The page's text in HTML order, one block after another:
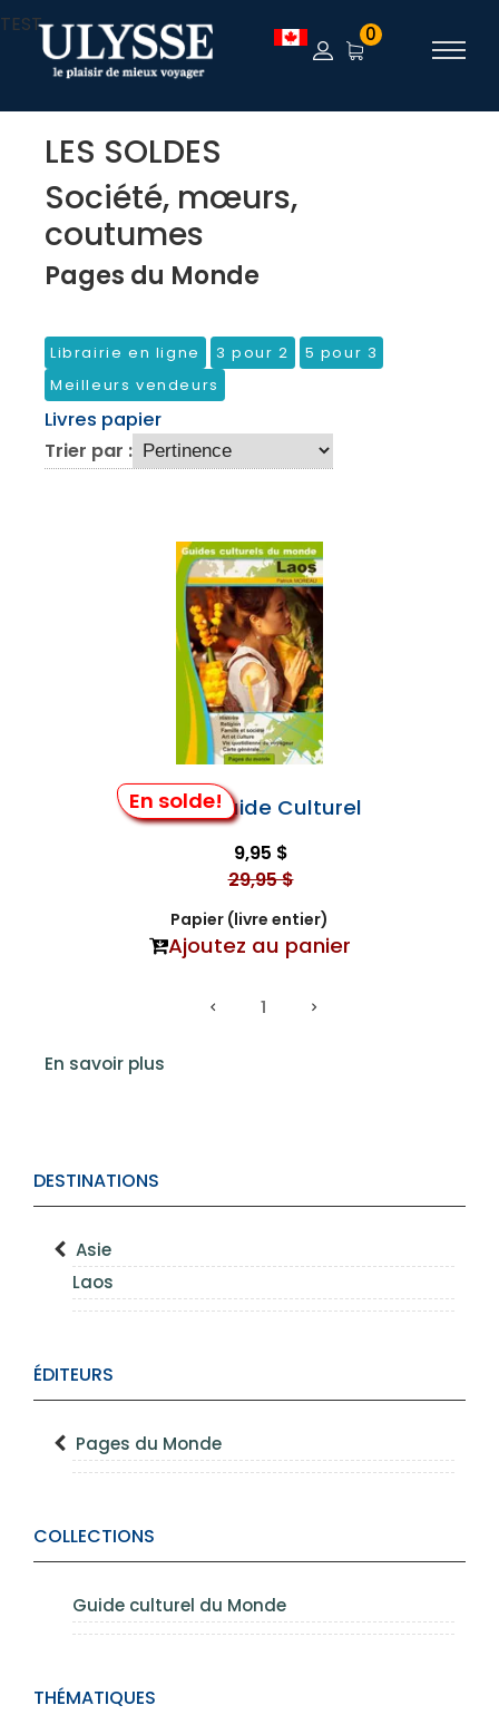
TEST 0
DESTINATIONS
Asie
Laos
ÉDITEURS
Pages du Monde
COLLECTIONS
Guide culturel du Monde
THÉMATIQUES
LES SOLDES
Société, mœurs,
coutumes
Pages du Monde
Librairie en ligne 3 pour 2
5 pour 3
Meilleurs vendeurs
Livres papier
Trier par :
En solde!
Laos - Guide Culturel
9,95 $
29,95 $
Papier (livre entier)
Ajoutez au panier
1
En savoir plus